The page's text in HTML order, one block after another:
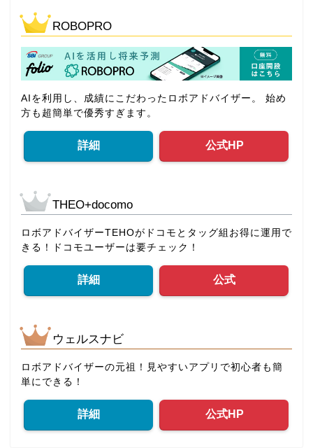
ROBOPRO
AIを利用し、成績にこだわったロボアドバイザー。 始め
方も超簡単で優秀すぎます。
詳細 公式HP
THEO+docomo
ロボアドバイザーTEHOがドコモとタッグ組お得に運用で
きる！ドコモユーザーは要チェック！
詳細 公式
ウェルスナビ
ロボアドバイザーの元祖！見やすいアプリで初心者も簡
単にできる！
詳細 公式HP